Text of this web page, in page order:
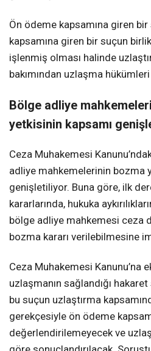
Ön ödeme kapsamına giren
kapsamına giren bir suçun
işlenmiş olması halinde
bakımından uzlaşma
Bölge adliye
yetkisinin kapsamı
Ceza Muhakemesi
adliye mahkemelerinin bozma
genişletiliyor. Buna göre, ilk
kararlarında, hukuka
bölge adliye mahkemesi ceza
bozma kararı verilebilmesine
Ceza Muhakemesi Kanunu’na
uzlaşmanın sağlandığı
bu suçun uzlaştırma
gerekçesiyle ön ödeme
değerlendirilemeyecek ve